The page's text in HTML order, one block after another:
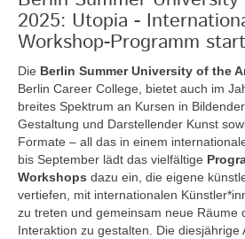
2025: Utopia -
Workshop-Programm
Die Berlin Summer University of the
Berlin Career College, bietet auch im
breites Spektrum an Kursen in
Gestaltung und Darstellender Kunst
Formate – all das in einem
bis September lädt das vielfältige
Workshops dazu ein, die eigene
vertiefen, mit internationalen
zu treten und gemeinsam neue Räume
Interaktion zu gestalten. Die diesjährige